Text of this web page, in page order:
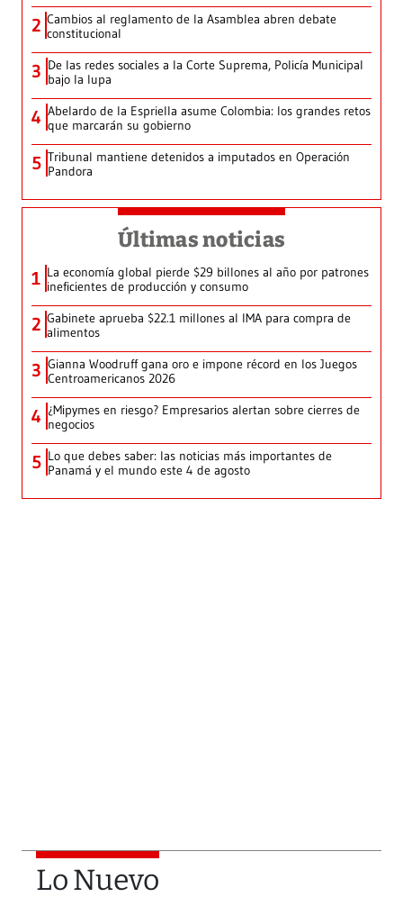
2 Cambios al reglamento de la Asamblea abren debate
constitucional
3 De las redes sociales a la Corte Suprema, Policía Municipal
bajo la lupa
4 Abelardo de la Espriella asume Colombia: los grandes retos
que marcarán su gobierno
5 Tribunal mantiene detenidos a imputados en Operación
Pandora
Últimas noticias
1 La economía global pierde $29 billones al año por patrones
ineficientes de producción y consumo
2 Gabinete aprueba $22.1 millones al IMA para compra de
alimentos
3 Gianna Woodruff gana oro e impone récord en los Juegos
Centroamericanos 2026
4 ¿Mipymes en riesgo? Empresarios alertan sobre cierres de
negocios
5 Lo que debes saber: las noticias más importantes de
Panamá y el mundo este 4 de agosto
Lo Nuevo